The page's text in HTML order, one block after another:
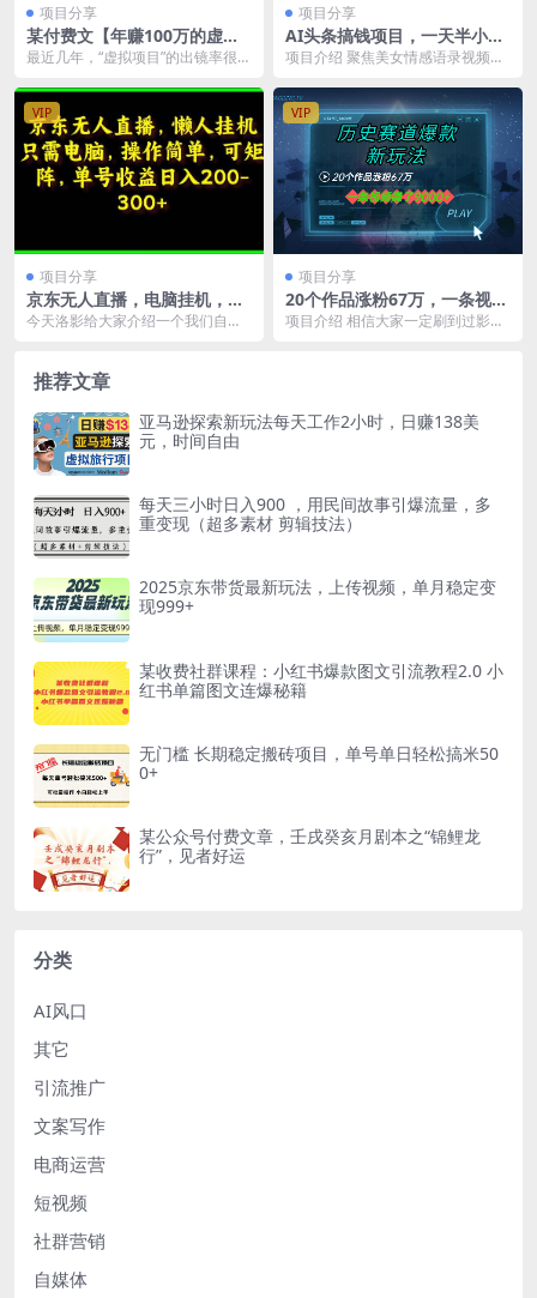
项目分享
某付费文【年赚100万的虚拟
项目打法】全文5000多字，没
最近几年，“虚拟项目”的出镜率很
如抖音xx虚拟项...
项目分享
AI头条搞钱项目，一天半小
时，到账300+
项目介绍 聚焦美女情感语录视频领
创作者极少，且创作...
VIP
项目分享
京东无人直播，电脑挂机，操
作简单，懒人专属，可矩阵操
今天洛影给大家介绍一个我们自营
VIP
项目分享
20个作品涨粉67万，一条视频
赚了9000+，历史赛道爆款新
项目介绍 相信大家一定刷到过影视
推荐文章
亚马逊探索新玩法每天工作2小时，日赚138美
元，时间自由
每天三小时日入900 ，用民间故事引爆流量，多
重变现（超多素材 剪辑技法）
2025京东带货最新玩法，上传视频，单月稳定变
现999+
某收费社群课程：小红书爆款图文引流教程2.0 小
红书单篇图文连爆秘籍
无门槛 长期稳定搬砖项目，单号单日轻松搞米50
0+
某公众号付费文章，壬戌癸亥月剧本之“锦鲤龙
行”，见者好运
分类
AI风口
其它
引流推广
文案写作
电商运营
短视频
社群营销
自媒体